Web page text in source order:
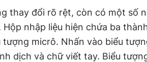
thay đổi rõ rệt, còn có một số
nhập liệu hiện chứa ba
tượng micrô. Nhấn vào biểu
dịch và chữ viết tay. Biểu